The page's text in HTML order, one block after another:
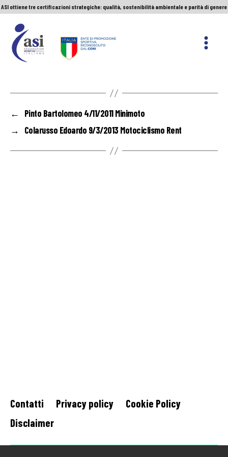
ASI ottiene tre certificazioni strategiche: qualità, sostenibilità ambientale e parità di genere
Premio Sport&Cultura: quando a vincere sono etica e valori
ASI ottiene tre certificazioni strategiche: qualità, sostenibilità ambientale e parità di genere
←
Pinto Bartolomeo 4/11/2011 Minimoto
→
Colarusso Edoardo 9/3/2013 Motociclismo Rent
Contatti Privacy policy
Cookie Policy
Disclaimer